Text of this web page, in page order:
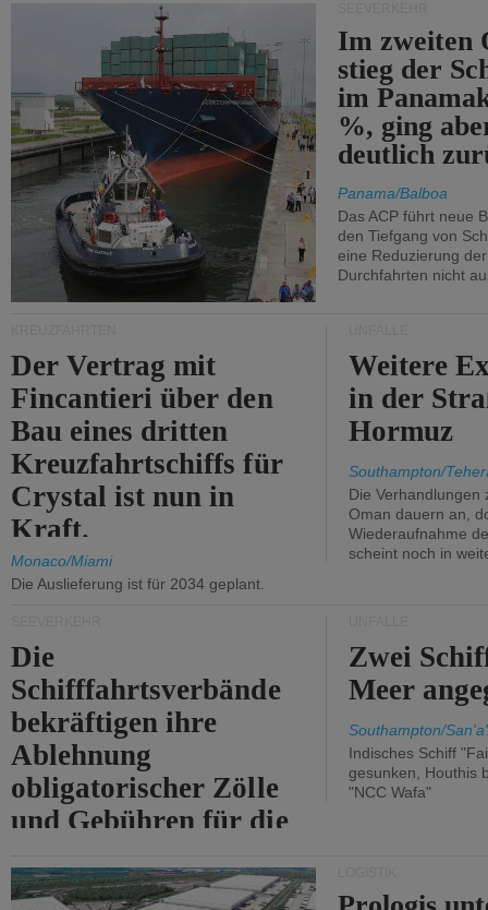
Im zweiten
stieg der
im
%, ging
deutlich
Panama/Balboa
Das ACP führt neue
den Tiefgang von
eine Reduzierung
Durchfahrten nicht
Der Vertrag mit
Fincantieri über den
Bau eines dritten
Kreuzfahrtschiffs für
Crystal ist nun in
Kraft.
Monaco/Miami
Die Auslieferung ist für 2034 geplant.
Weitere
in der
Hormuz
Southampton/
Die Verhandlungen
Oman dauern an,
Wiederaufnahme
scheint noch in
Die
Schifffahrtsverbände
bekräftigen ihre
Ablehnung
obligatorischer Zölle
und Gebühren für die
von Hormuz.
Zwei
Meer
Southampton/
Indisches Schiff
gesunken, Houthis
"NCC Wafa"